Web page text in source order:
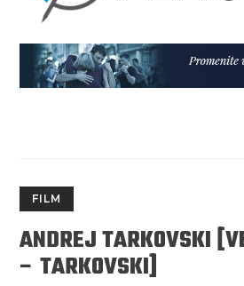
FILM
ANDREJ TARKOVSKI
– TARKOVSKI]